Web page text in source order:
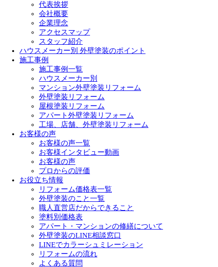
代表挨拶
会社概要
企業理念
アクセスマップ
スタッフ紹介
ハウスメーカー別 外壁塗装のポイント
施工事例
施工事例一覧
ハウスメーカー別
マンション外壁塗装リフォーム
外壁塗装リフォーム
屋根塗装リフォーム
アパート外壁塗装リフォーム
工場、店舗、外壁塗装リフォーム
お客様の声
お客様の声一覧
お客様インタビュー動画
お客様の声
プロからの評価
お役立ち情報
リフォーム価格表一覧
外壁塗装のこと一覧
職人直営店だからできること
塗料別価格表
アパート・マンションの修繕について
外壁塗装のLINE相談窓口
LINEでカラーシュミレーション
リフォームの流れ
よくある質問